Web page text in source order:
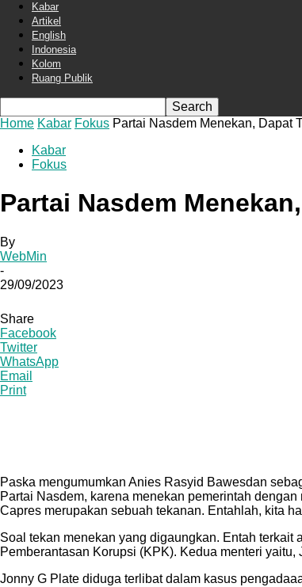
Kabar
Artikel
English
Indonesia
Kolom
Ruang Publik
Home Kabar Fokus Partai Nasdem Menekan, Dapat
Kabar
Fokus
Partai Nasdem
By
WebMin
-
29/09/2023
Share
Facebook
Twitter
WhatsApp
Email
Print
Paska mengumumkan Anies Rasyid Bawesdan
Partai Nasdem, karena menekan pemerintah
Capres merupakan sebuah tekanan. Entahlah, kita
Soal tekan menekan yang digaungkan. Entah
Pemberantasan Korupsi (KPK). Kedua menteri
Jonny G Plate diduga terlibat dalam kasus